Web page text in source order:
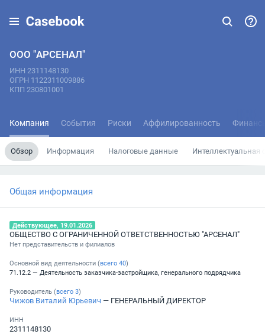
ООО "АРСЕНАЛ"
ИНН 2311148130
ОГРН 1122311009886
КПП 230801001
Компания События Риски Аффилированность
Обзор Информация Налоговые данные Интеллектуальная
Общая информация
Действующее, 19.01.2026
ОБЩЕСТВО С ОГРАНИЧЕННОЙ ОТВЕТСТВЕННОСТЬЮ "АРСЕНАЛ"
Нет представительств и филиалов
Основной вид деятельности (всего 40)
71.12.2 — Деятельность заказчика-застройщика, генерального подрядчика
Руководитель (всего 3)
Чижов Виталий Юрьевич — ГЕНЕРАЛЬНЫЙ ДИРЕКТОР
ИНН
2311148130